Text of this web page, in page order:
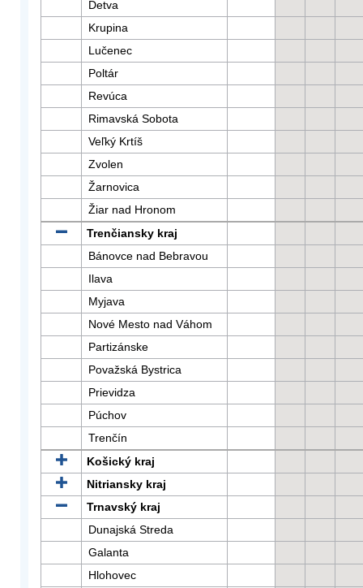
Detva
Krupina
Lučenec
Poltár
Revúca
Rimavská Sobota
Veľký Krtíš
Zvolen
Žarnovica
Žiar nad Hronom
Trenčiansky kraj
Bánovce nad Bebravou
Ilava
Myjava
Nové Mesto nad Váhom
Partizánske
Považská Bystrica
Prievidza
Púchov
Trenčín
Košický kraj
Nitriansky kraj
Trnavský kraj
Dunajská Streda
Galanta
Hlohovec